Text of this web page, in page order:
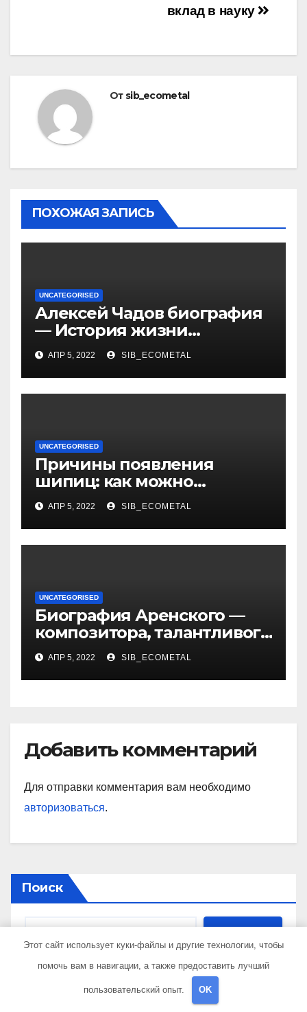
вклад в науку
От sib_ecometal
ПОХОЖАЯ ЗАПИСЬ
UNCATEGORISED
Алексей Чадов биография
— История жизни
российского актера
АПР 5, 2022 SIB_ECOMETAL
UNCATEGORISED
Причины появления
шипиц: как можно
заразиться вирусом
АПР 5, 2022 SIB_ECOMETAL
UNCATEGORISED
Биография Аренского —
композитора, талантливого
музыканта и педагога
АПР 5, 2022 SIB_ECOMETAL
Добавить комментарий
Для отправки комментария вам необходимо
авторизоваться.
Поиск
Этот сайт использует куки-файлы и другие технологии, чтобы
помочь вам в навигации, а также предоставить лучший
пользовательский опыт. OK